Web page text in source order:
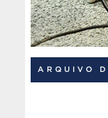
ARQUIVO